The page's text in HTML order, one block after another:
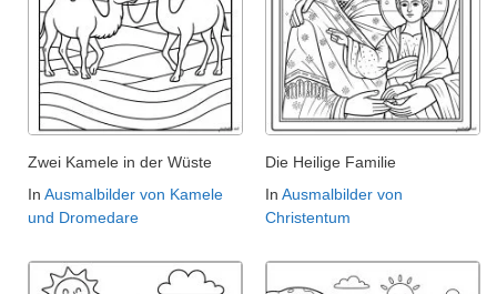
Zwei Kamele in der Wüste
In Ausmalbilder von Kamele
und Dromedare
Die Heilige Familie
In Ausmalbilder von
Christentum